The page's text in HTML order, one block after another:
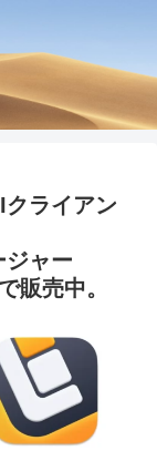
ライアン
ジャー
販売中。